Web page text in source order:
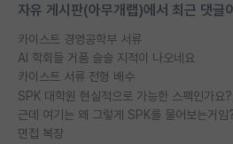
자유 게시판(아무개랩)에서 최근 댓글
카이스트 경영공학부 서류
AI 학회들 거품 슬슬 지적이 나오네요
카이스트 서류 전형 배수
SPK 대학원 현실적으로 가능한 스펙인가요?
근데 여기는 왜 그렇게 SPK를 물어보는거임
면접 복장